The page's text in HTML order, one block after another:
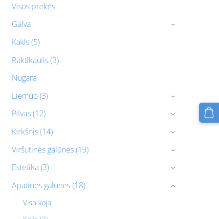
Visos prekės
Galva
›
Kakls (5)
Raktikaulis (3)
Nugara
Liemuo (3)
›
Pilvas (12) ›
Kirkšnis (14) ›
Viršutinės galūnės (19) ›
Estetika (3) ›
Apatinės galūnės (18)
Visa koja
›